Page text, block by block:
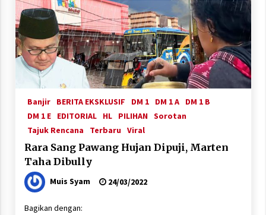
Banjir BERITA EKSKLUSIF DM 1 DM 1 A
DM 1 B
DM 1 E
EDITORIAL HL PILIHAN Sorotan
Tajuk Rencana
Terbaru Viral
Rara Sang Pawang Hujan Dipuji, Marten
Taha Dibully
Muis Syam 24/03/2022
Bagikan dengan: